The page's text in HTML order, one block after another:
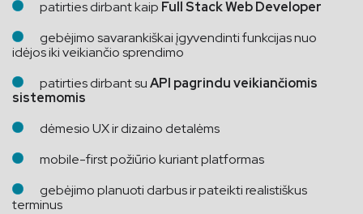
patirties dirbant kaip Full Stack Web Developer
gebėjimo savarankiškai įgyvendinti funkcijas nuo
idėjos iki veikiančio sprendimo
patirties dirbant suAPI pagrindu veikiančiomis
sistemomis
dėmesio UX ir dizaino detalėms
mobile-first požiūrio kuriant platformas
gebėjimo planuoti darbus ir pateikti realistiškus
terminus